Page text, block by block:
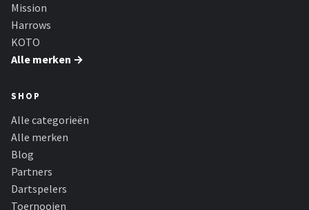
Mission
Harrows
KOTO
Alle merken →
SHOP
Alle categorieën
Alle merken
Blog
Partners
Dartspelers
Toernooien